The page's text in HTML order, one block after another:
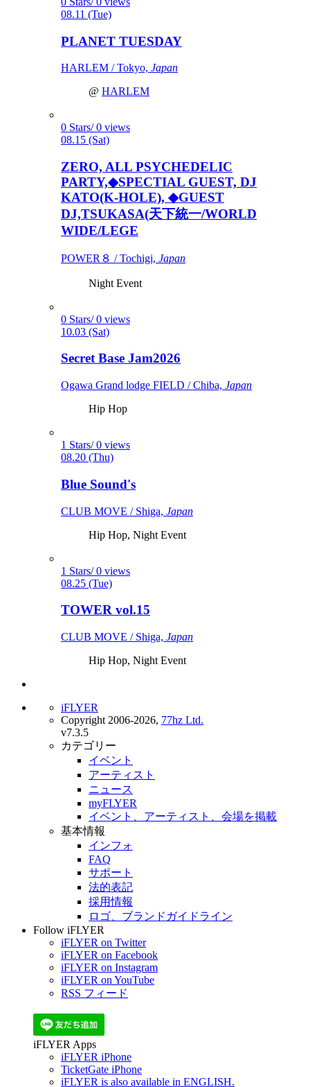
08.11 (Tue)
PLANET TUESDAY
HARLEM / Tokyo, Japan
@ HARLEM
0 Stars/ 0 views
08.15 (Sat)
ZERO, ALL PSYCHEDELIC
PARTY,◆SPECTIAL GUEST, DJ
KATO(K-HOLE), ◆GUEST
DJ,TSUKASA(天下統一/WORLD
WIDE/LEGE
POWER８ / Tochigi, Japan
Night Event
0 Stars/ 0 views
10.03 (Sat)
Secret Base Jam2026
Ogawa Grand lodge FIELD / Chiba, Japan
Hip Hop
1 Stars/ 0 views
08.20 (Thu)
Blue Sound's
CLUB MOVE / Shiga, Japan
Hip Hop, Night Event
1 Stars/ 0 views
08.25 (Tue)
TOWER vol.15
CLUB MOVE / Shiga, Japan
Hip Hop, Night Event
iFLYER
Copyright 2006-2026, 77hz Ltd.
v7.3.5
カテゴリー
イベント
アーティスト
ニュース
myFLYER
イベント、アーティスト、会場を掲載
基本情報
インフォ
FAQ
サポート
法的表記
採用情報
ロゴ、ブランドガイドライン
Follow iFLYER
iFLYER on Twitter
iFLYER on Facebook
iFLYER on Instagram
iFLYER on YouTube
RSS フィード
iFLYER Apps
iFLYER iPhone
TicketGate iPhone
iFLYER is also available in ENGLISH.